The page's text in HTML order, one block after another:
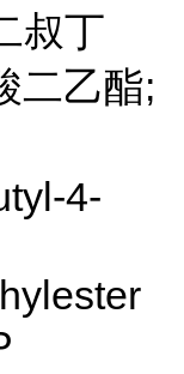
叔丁
二乙酯;
4-